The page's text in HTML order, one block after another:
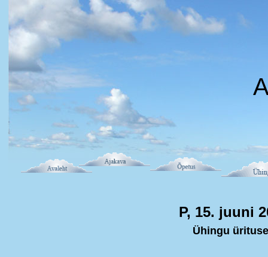
P, 15. juuni
Ühingu